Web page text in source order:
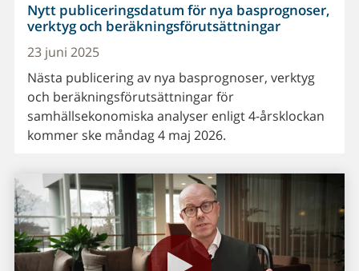
Nytt publiceringsdatum för nya basprognoser,
verktyg och beräkningsförutsättningar
23 juni 2025
Nästa publicering av nya basprognoser, verktyg
och beräkningsförutsättningar för
samhällsekonomiska analyser enligt 4-årsklockan
kommer ske måndag 4 maj 2026.